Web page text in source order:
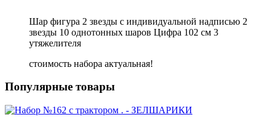
Шар фигура 2 звезды с индивидуальной надписью 2
звезды 10 однотонных шаров Цифра 102 см 3
утяжелителя
стоимость набора актуальная!
Популярные товары